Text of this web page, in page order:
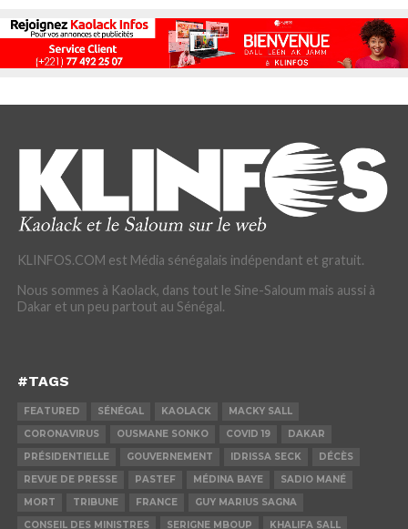
KLINFOS.COM est Média sénégalais indépendant et gratuit.
Nous sommes à Kaolack, dans tout le Sine-Saloum mais aussi à
Dakar et un peu partout au Sénégal.
#TAGS
FEATURED SÉNÉGAL KAOLACK
MACKY SALL
CORONAVIRUS
OUSMANE SONKO COVID 19
DAKAR
PRÉSIDENTIELLE
GOUVERNEMENT IDRISSA SECK
DÉCÈS
REVUE DE PRESSE
PASTEF MÉDINA BAYE
SADIO MANÉ
MORT
TRIBUNE FRANCE
GUY MARIUS SAGNA
CONSEIL DES MINISTRES
SERIGNE MBOUP
KHALIFA SALL